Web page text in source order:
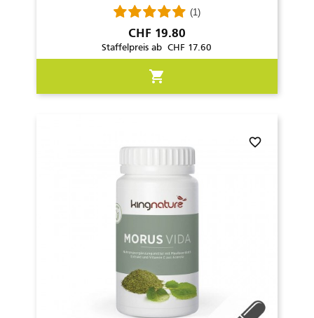
(1)
Preis
CHF 19.80
Staffelpreis ab CHF 17.60
shopping_cart
favorite_border